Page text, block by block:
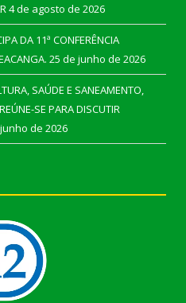
4 de agosto de 2026
DA 11ª CONFERÊNCIA
25 de junho de 2026
SAÚDE E SANEAMENTO,
SE PARA DISCUTIR
de 2026